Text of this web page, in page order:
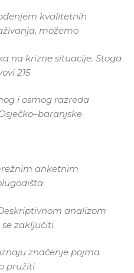
kvalitetnih
možemo
na krizne situacije. Stoga
215
i osmog razreda
anketnim
analizom
zaključiti
značenje pojma
pružiti